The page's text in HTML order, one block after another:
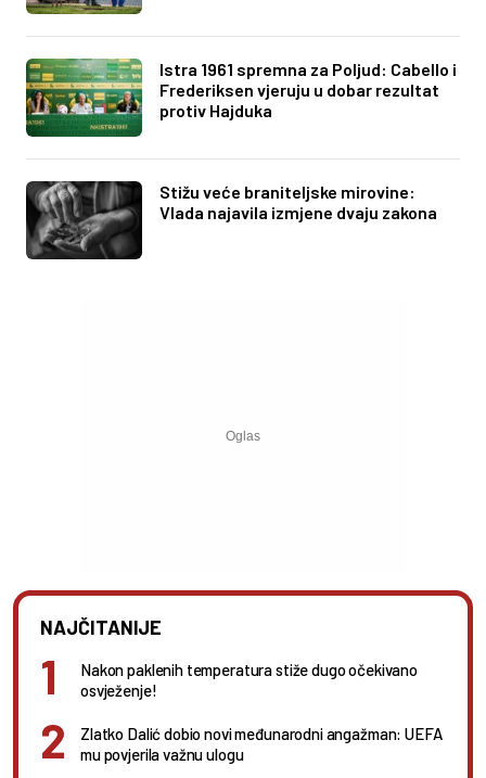
Istra 1961 spremna za Poljud: Cabello i
Frederiksen vjeruju u dobar rezultat
protiv Hajduka
Stižu veće braniteljske mirovine:
Vlada najavila izmjene dvaju zakona
NAJČITANIJE
Nakon paklenih temperatura stiže dugo očekivano
osvježenje!
Zlatko Dalić dobio novi međunarodni angažman: UEFA
mu povjerila važnu ulogu